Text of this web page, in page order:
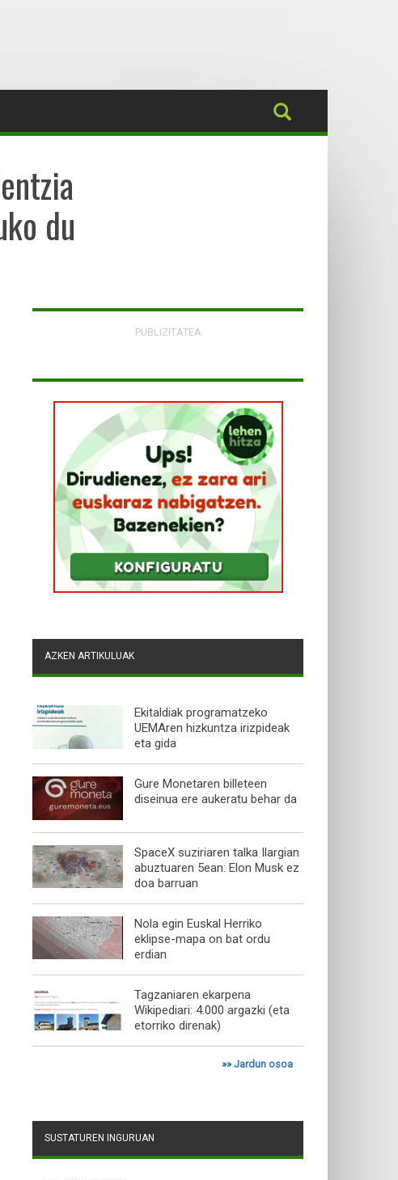
du
PUBLIZITATEA
AZKEN ARTIKULUAK
Ekitaldiak programatzeko
UEMAren hizkuntza irizpideak
eta gida
Gure Monetaren billeteen
diseinua ere aukeratu behar da
SpaceX suziriaren talka Ilargian
abuztuaren 5ean: Elon Musk ez
doa barruan
Nola egin Euskal Herriko
eklipse-mapa on bat ordu
erdian
Tagzaniaren ekarpena
Wikipediari: 4.000 argazki (eta
etorriko direnak)
»»Jardun osoa
SUSTATUREN INGURUAN